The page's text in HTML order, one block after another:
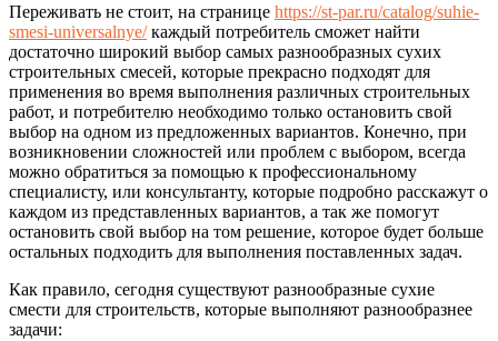
Переживать не стоит, на странице https://st-par.ru/catalog/suhie-
smesi-universalnye/каждый потребитель сможет найти
достаточно широкий выбор самых разнообразных сухих
строительных смесей, которые прекрасно подходят для
применения во время выполнения различных строительных
работ, и потребителю необходимо только остановить свой
выбор на одном из предложенных вариантов. Конечно, при
возникновении сложностей или проблем с выбором, всегда
можно обратиться за помощью к профессиональному
специалисту, или консультанту, которые подробно расскажут о
каждом из представленных вариантов, а так же помогут
остановить свой выбор на том решение, которое будет больше
остальных подходить для выполнения поставленных задач.
Как правило, сегодня существуют разнообразные сухие
смести для строительств, которые выполняют разнообразнее
задачи: